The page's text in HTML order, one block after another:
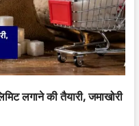
लगाने की तैयारी, जमाखोरी